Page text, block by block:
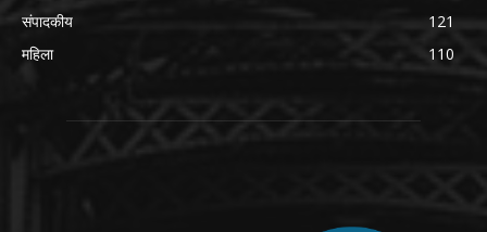
संपादकीय
121
महिला
110